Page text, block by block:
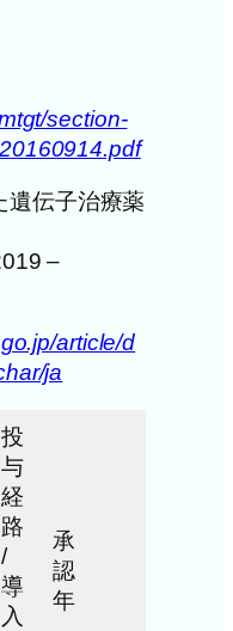
section-
遺伝子治療薬
–
article/d
ja
投
与
経
路
/
導
入
承
認
年